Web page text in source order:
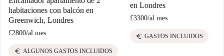
habitaciones con balcón en
Greenwich, Londres
£2800/al mes
euro ALGUNOS GASTOS INCLUIDOS
en Londres
£3300/al mes
euro GASTOS INCLUIDOS